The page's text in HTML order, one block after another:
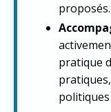
proposés.
pratique